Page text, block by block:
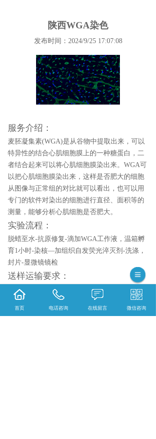
陕西WGA染色
发布时间：2024/9/25 17:07:08
服务介绍：
麦胚凝集素(WGA)是从谷物中提取出来，可以
特异性的结合心肌细胞膜上的一种糖蛋白，二
者结合起来可以将心肌细胞膜染出来。WGA可
以把心肌细胞膜染出来，这样是否肥大的细胞
从图像与正常组的对比就可以看出，也可以用
专门的软件对染出的细胞进行直径、面积等的
测量，能够分析心肌细胞是否肥大。
实验流程：
脱蜡至水-抗原修复-滴加WGA工作液，温箱孵
育1小时-染核—加组织自发荧光淬灭剂-洗涤，
封片-显微镜镜检
送样运输要求：
陕西石蜡切片 常温保存， 陕西冰冻切片
-20°C保
存。
首页 电话咨询 在线留言 微信咨询